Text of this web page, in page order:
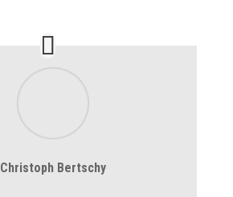
Christoph Bertschy